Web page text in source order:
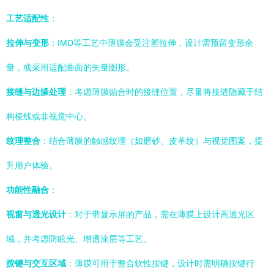
工艺适配性 ：
拉伸与变形 ：IMD等工艺中薄膜会受注塑拉伸，设计需预留变形余
量，或采用适配曲面的矢量图形。
接缝与边缘处理 ：考虑薄膜贴合时的接缝位置，尽量将接缝隐藏于结
构棱线或非视觉中心。
纹理整合 ：结合薄膜的触感纹理（如磨砂、皮革纹）与视觉图案，提
升用户体验。
功能性融合 ：
视窗与透光设计 ：对于带显示屏的产品，需在薄膜上设计高透光区
域，并考虑防眩光、增透涂层等工艺。
按键与交互区域 ：薄膜可用于整合软性按键，设计时需明确按键行